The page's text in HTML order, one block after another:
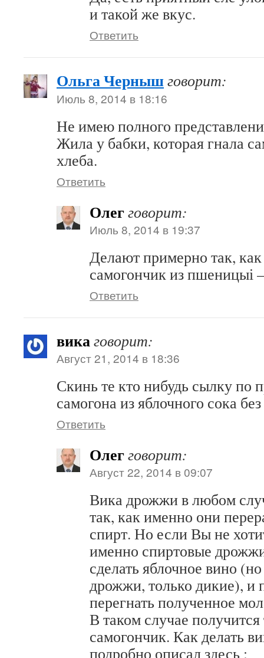
и такой же вкус.
Ответить
Ольга Чернышговорит:
Июль 8, 2014 в 18:16
Не имею полного
Жила у бабки, которая гнала
хлеба.
Ответить
Олегговорит:
Июль 8, 2014 в 19:37
Делают примерно так,
самогончик из пшеницыі
Ответить
викаговорит:
Август 21, 2014 в 18:36
Скинь те кто нибудь сылку по
самогона из яблочного сока
Ответить
Олегговорит:
Август 22, 2014 в 09:07
Вика дрожжи в любом
так, как именно они
спирт. Но если Вы не
именно спиртовые
сделать яблочное вино
дрожжи, только дикие), и
перегнать полученное
В таком случае
самогончик. Как делать
подробно описал здесь :